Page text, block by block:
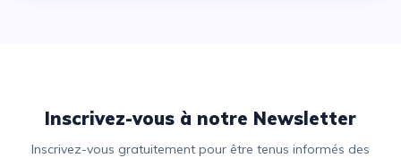
Inscrivez-vous à notre Newsletter
Inscrivez-vous gratuitement pour être tenus informés des